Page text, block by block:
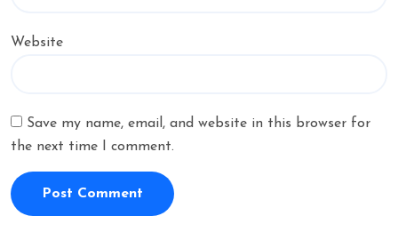
Website
Save my name, email, and website in this browser for
the next time I comment.